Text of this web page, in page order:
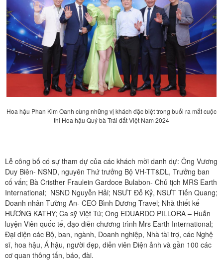
Hoa hậu Phan Kim Oanh cùng những vị khách đặc biệt trong buổi ra mắt cuộc
thi Hoa hậu Quý bà Trái đất Việt Nam 2024
Lễ công bố có sự tham dự của các khách mời danh dự: Ông Vương
Duy Biên- NSND, nguyên Thứ trưởng Bộ VH-TT&DL, Trưởng ban
cố vấn; Bà Cristher Fraulein Gardoce Bulabon- Chủ tịch MRS Earth
International; NSND Nguyễn Hải; NSƯT Đỗ Kỷ, NSƯT Tiến Quang;
Doanh nhân Tường An- CEO Bình Dương Travel; Nhà thiết kế
HƯƠNG KATHY; Ca sỹ Việt Tú; Ông EDUARDO PILLORA – Huấn
luyện Viên quốc tế, đạo diễn chương trình Mrs Earth International;
Đại diện các Bộ, ban, ngành, Doanh nghiệp, Nhà tài trợ, các Nghệ
sĩ, hoa hậu, Á hậu, người đẹp, diễn viên Điện ảnh và gần 100 các
cơ quan thông tấn, báo, đài.